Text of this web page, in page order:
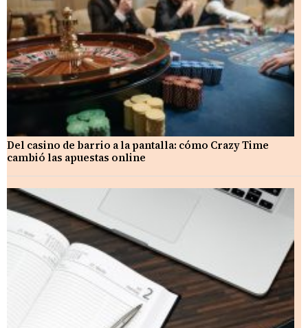
Del casino de barrio a la pantalla: cómo Crazy Time
cambió las apuestas online